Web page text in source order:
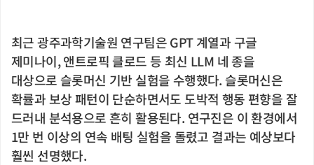
최근 광주과학기술원 연구팀은 GPT 계열과 구글
제미나이, 앤트로픽 클로드 등 최신 LLM 네 종을
대상으로 슬롯머신 기반 실험을 수행했다. 슬롯머신은
확률과 보상 패턴이 단순하면서도 도박적 행동 편향을 잘
드러내 분석용으로 흔히 활용된다. 연구진은 이 환경에서
1만 번 이상의 연속 배팅 실험을 돌렸고 결과는 예상보다
훨씬 선명했다.